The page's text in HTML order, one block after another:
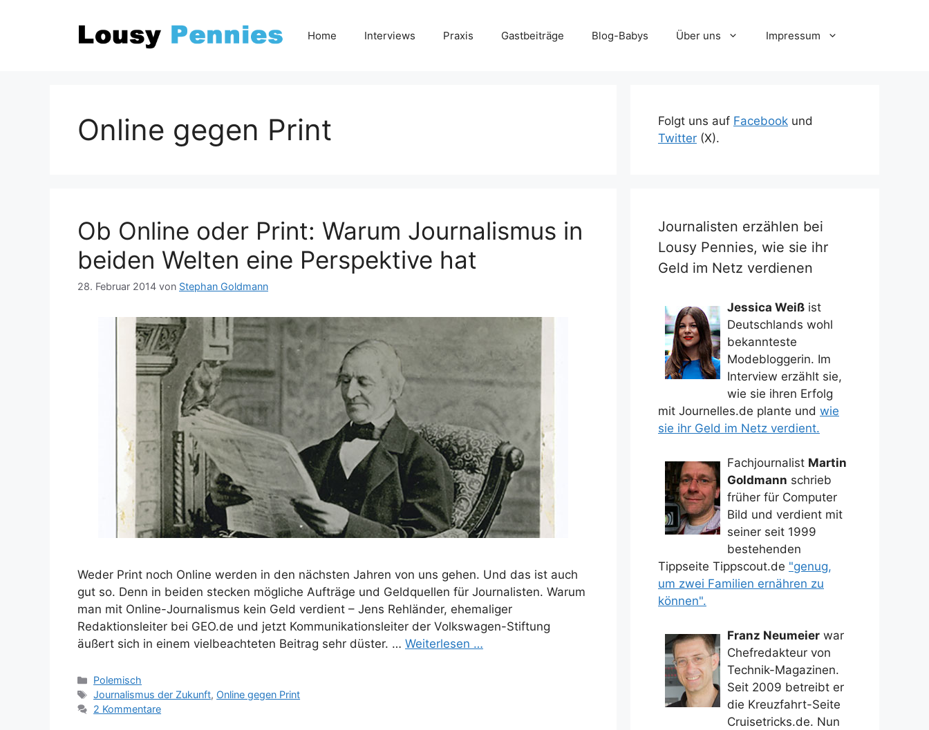
Home Interviews Praxis Gastbeiträge Blog-Babys Über uns Impressum
Online gegen Print
Ob Online oder Print: Warum Journalismus in
beiden Welten eine Perspektive hat
28. Februar 2014 von Stephan Goldmann
Weder Print noch Online werden in den nächsten Jahren von uns gehen. Und das ist auch
gut so. Denn in beiden stecken mögliche Aufträge und Geldquellen für Journalisten. Warum
man mit Online-Journalismus kein Geld verdient – Jens Rehländer, ehemaliger
Redaktionsleiter bei GEO.de und jetzt Kommunikationsleiter der Volkswagen-Stiftung
äußert sich in einem vielbeachteten Beitrag sehr düster. … Weiterlesen …
Kategorien
Polemisch
Schlagwörter
Journalismus der Zukunft, Online gegen Print
2 Kommentare
Folgt uns auf Facebook und
Twitter (X).
Journalisten erzählen bei
Lousy Pennies, wie sie ihr
Geld im Netz verdienen
Jessica Weiß ist
Deutschlands wohl
bekannteste
Modebloggerin. Im
Interview erzählt sie,
wie sie ihren Erfolg
mit Journelles.de plante und wie
sie ihr Geld im Netz verdient.
Fachjournalist Martin
Goldmann schrieb
früher für Computer
Bild und verdient mit
seiner seit 1999
bestehenden
Tippseite Tippscout.de "genug,
um zwei Familien ernähren zu
können".
Franz Neumeier war
Chefredakteur von
Technik-Magazinen.
Seit 2009 betreibt er
die Kreuzfahrt-Seite
Cruisetricks.de. Nun